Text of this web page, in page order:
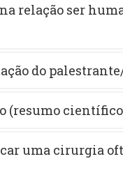
relação ser
do
(resumo
uma cirurgia